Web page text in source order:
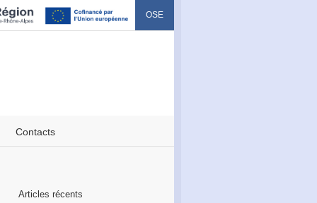
OSE
Contacts
Articles récents